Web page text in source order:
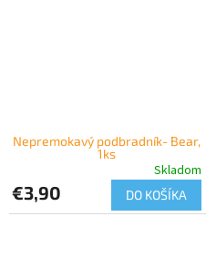
Nepremokavý podbradník- Bear,
1ks
Skladom
€3,90 DO KOŠÍKA